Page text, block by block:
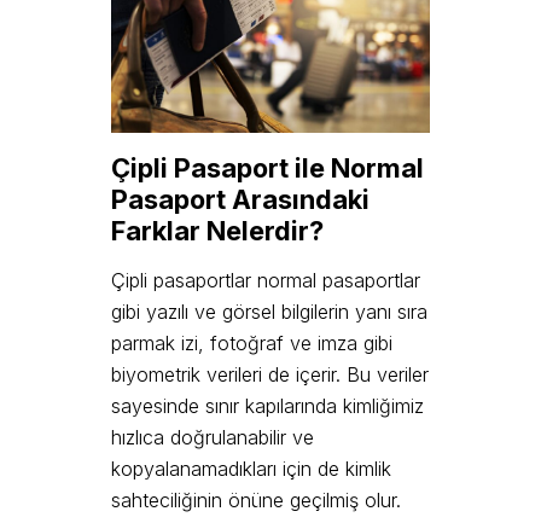
Çipli Pasaport ile Normal
Pasaport Arasındaki
Farklar Nelerdir?
Çipli pasaportlar normal pasaportlar
gibi yazılı ve görsel bilgilerin yanı sıra
parmak izi, fotoğraf ve imza gibi
biyometrik verileri de içerir. Bu veriler
sayesinde sınır kapılarında kimliğimiz
hızlıca doğrulanabilir ve
kopyalanamadıkları için de kimlik
sahteciliğinin önüne geçilmiş olur.